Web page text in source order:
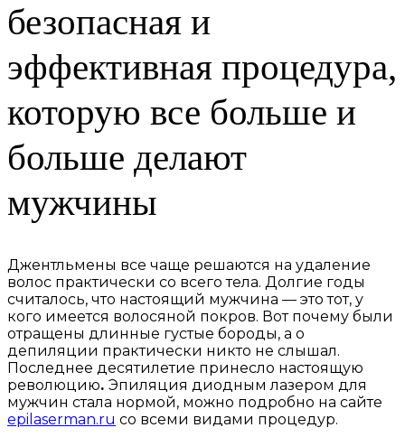
безопасная и
эффективная процедура,
которую все больше и
больше делают
мужчины
Джентльмены все чаще решаются на удаление
волос практически со всего тела. Долгие годы
считалось, что настоящий мужчина — это тот, у
кого имеется волосяной покров. Вот почему были
отращены длинные густые бороды, а о
депиляции практически никто не слышал.
Последнее десятилетие принесло настоящую
революцию. Эпиляция диодным лазером для
мужчин стала нормой, можно подробно на сайте
epilaserman.ru со всеми видами процедур.